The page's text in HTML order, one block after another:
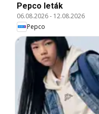
Pepco leták
06.08.2026- 12.08.2026
Pepco